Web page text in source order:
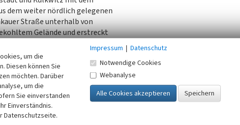
dem weiter nördlich gelegenen
Straße unterhalb von
Gelände und erstreckt
der Kippenbereich vom
fällt zum See hin teils
Hand zu behalten erwarb die
Hälfte verlaufende, von
ist die Kippe als sichtbarer
Kippe ist zudem von
um die
Diesen können Sie
möchten. Darüber
um die
Sie einverstanden
Einverständnis.
Datenschutzseite.
Impressum | Datenschutz
Notwendige Cookies
Webanalyse